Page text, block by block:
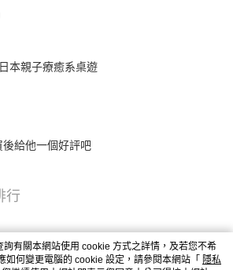
本親子療癒系桌遊
給他一個好評吧
行
有關本網站使用 cookie 方式之詳情，及若您不希
如何變更電腦的 cookie 設定，請參閱本網站「 隱私